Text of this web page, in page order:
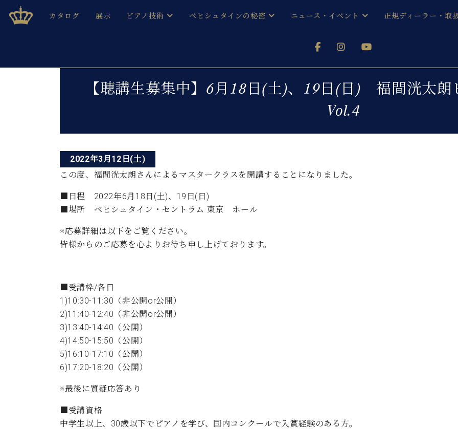
ベヒシュタインジャパン公式サイト
BECHSTEIN JAPAN Official Site
カタログ
C.ベヒシュタイン レジデンス
C.ベヒシュタイン コンサート
グランドピアノ
W.ホフマン プロフェッショナル
W.ホフマン トラディション
W.ホフマン ヴィジョン
C.BECHSTEIN Digital(ベヒシュタイン デジタル)
展示 ピアノ技術
音色とタッチ
ピアノ製造番号
ベヒシュタインの秘密
ブランドヒストリー
ベヒシュタインの音色
納入実績 ホール・スタジオ
納入実績 音楽教室
ニュース・イベント
メルマガ会員登録ご案内
(入荷情報等)
プレスリリース
正規ディーラー・取
ベヒシュタイン・シューレ音楽教室
ベヒシュタイン・セントラム 東京
ホール・スタジオ空き状況
動画収録サービス
ピアノのコンシェルジュ
アーティストカスタマーサービス(調律)
アフターサービス(調律)
お問い合わせ
尾山調律師のブログ Die Musikgasse（音楽の小道）
【聴講生募集中】6月18日(土)、19日(日) 福間洸太朗
Vol.4
2022年3月12日(土)
この度、福間洸太朗さんによるマスタークラスを開講することになりました。
■日程 2022年6月18日(土)、19日(日)
■場所 ベヒシュタイン・セントラム 東京 ホール
※応募詳細は以下をご覧ください。
皆様からのご応募を心よりお待ち申し上げております。
■受講枠/各日
1)10:30-11:30（非公開or公開）
2)11:40-12:40（非公開or公開）
3)13:40-14:40（公開）
4)14:50-15:50（公開）
5)16:10-17:10（公開）
6)17:20-18:20（公開）
※最後に質疑応答あり
■受講資格
中学生以上、30歳以下でピアノを学び、国内コンクールで入賞経験のある方。
ビ
ゲ
ー
シ
ョ
ン